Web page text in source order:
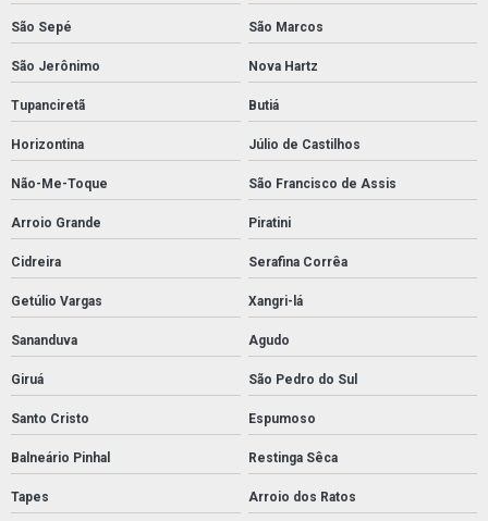
São Sepé São Marcos
São Jerônimo Nova Hartz
Tupanciretã Butiá
Horizontina Júlio de Castilhos
Não-Me-Toque São Francisco de Assis
Arroio Grande Piratini
Cidreira Serafina Corrêa
Getúlio Vargas Xangri-lá
Sananduva Agudo
Giruá São Pedro do Sul
Santo Cristo Espumoso
Balneário Pinhal Restinga Sêca
Tapes Arroio dos Ratos